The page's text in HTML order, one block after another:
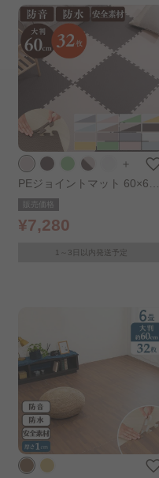
＋
PEジョイントマット 60×60c
m×厚さ1cm 8セット（32
枚） PEJTM-601 ベージュ
販売価格
¥7,280
1～3日以内発送予定